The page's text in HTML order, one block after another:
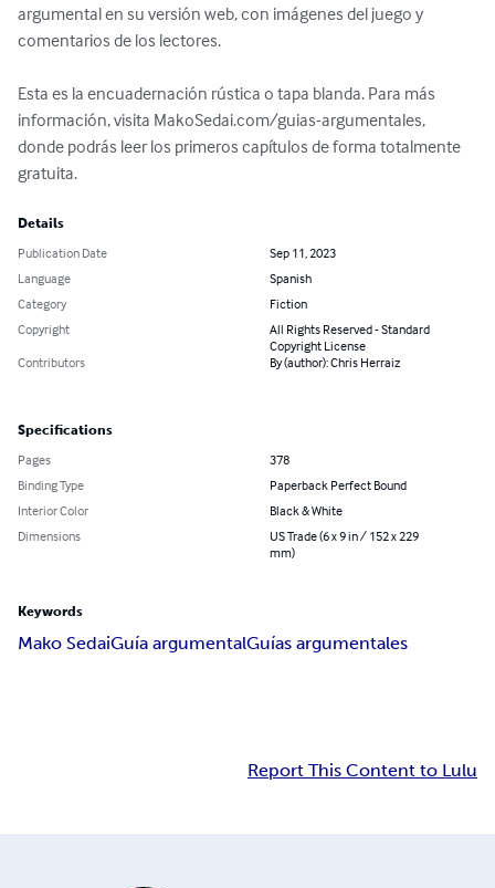
argumental en su versión web, con imágenes del juego y
comentarios de los lectores.
Esta es la encuadernación rústica o tapa blanda. Para más
información, visita MakoSedai.com/guias-argumentales,
donde podrás leer los primeros capítulos de forma totalmente
gratuita.
Details
Publication Date
Sep 11, 2023
Language
Spanish
Category
Fiction
Copyright
All Rights Reserved - Standard
Copyright License
Contributors
By (author): Chris Herraiz
Specifications
Pages
378
Binding Type
Paperback Perfect Bound
Interior Color
Black & White
Dimensions
US Trade (6 x 9 in / 152 x 229
mm)
Keywords
Mako SedaiGuía argumentalGuías argumentales
Report This Content to Lulu